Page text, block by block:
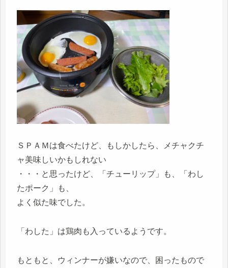
ＳＰＡＭは食べたけど、もしかしたら、メチャクチ
ャ美味しいかもしれない
・・・と思ったけど、「チューリップ」も、「わし
たポーク」も、
よく似た味でした。
「わした」は鶏肉も入っているようです。
もともと、ウィンナーが嫌いなので、困ったもので